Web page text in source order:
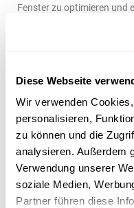
Diese Webseite
Wir verwenden
personalisieren,
zu können und die
analysieren. Außerdem
Verwendung unserer
soziale Medien,
Partner führen diese
Fenster zu optimieren und
150 und 500 Euro variieren
c) DIY vs.